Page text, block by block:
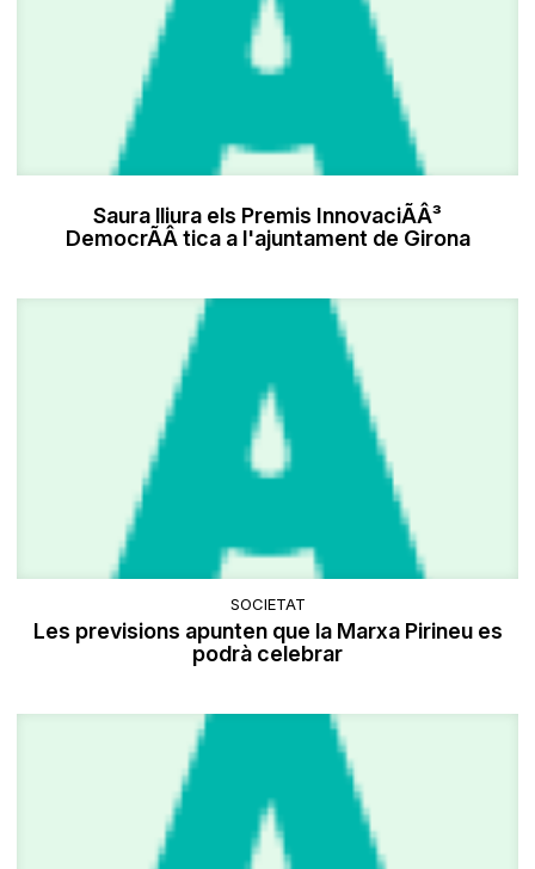
Saura lliura els Premis InnovaciÃÂ³
DemocrÃÂ tica a l'ajuntament de Girona
SOCIETAT
Les previsions apunten que la Marxa Pirineu es
podrà celebrar